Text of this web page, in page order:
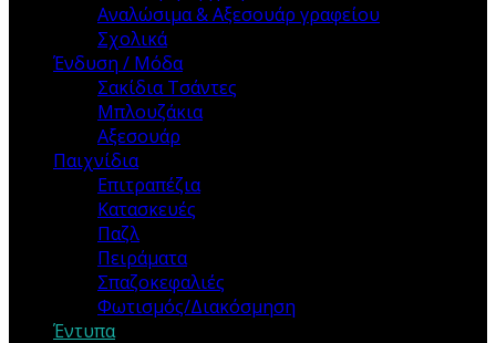
Αναλώσιμα & Αξεσουάρ γραφείου
Σχολικά
Ένδυση / Μόδα
Σακίδια Τσάντες
Μπλουζάκια
Αξεσουάρ
Παιχνίδια
Επιτραπέζια
Κατασκευές
Παζλ
Πειράματα
Σπαζοκεφαλιές
Φωτισμός/Διακόσμηση
Έντυπα